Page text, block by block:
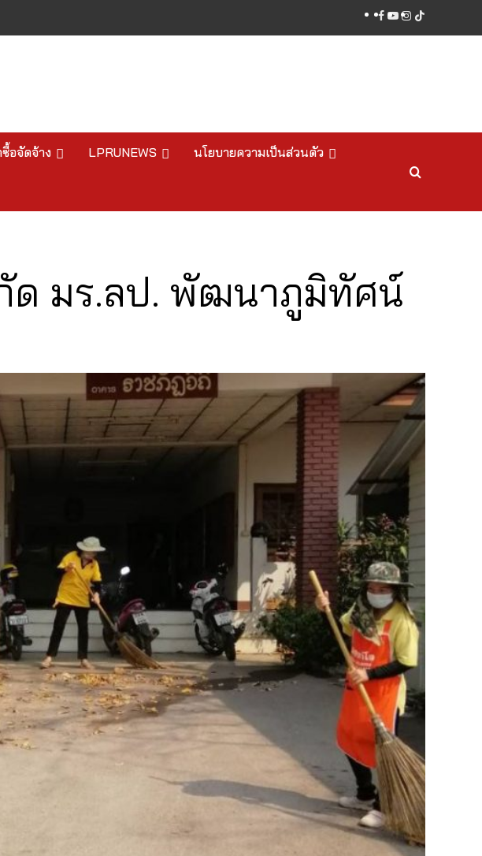
facebook
youtube
instagram
tiktok
อจัดจ้าง LPRUNEWS นโยบายความเป็นส่วนตัว
ด มร.ลป. พัฒนาภูมิทัศน์